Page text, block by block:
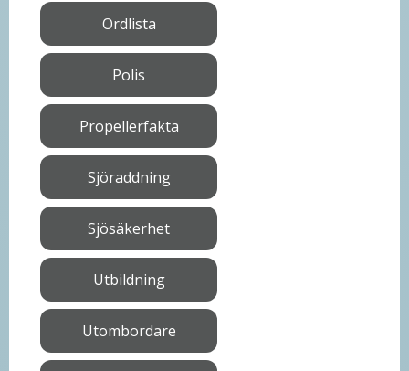
Ordlista
Polis
Propellerfakta
Sjöraddning
Sjösäkerhet
Utbildning
Utombordare